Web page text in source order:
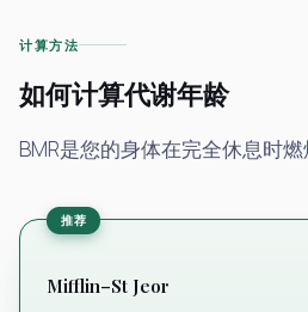
计算方法
如何计算代谢年龄
BMR是您的身体在完全休息时燃
推荐
Mifflin–St Jeor